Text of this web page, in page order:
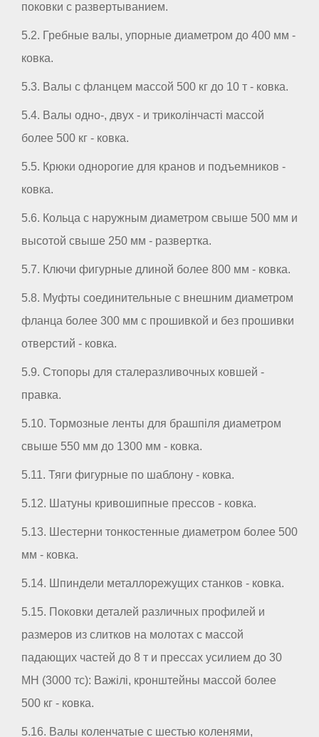
поковки с развертыванием.
5.2. Гребные валы, упорные диаметром до 400 мм -
ковка.
5.3. Валы с фланцем массой 500 кг до 10 т - ковка.
5.4. Валы одно-, двух - и триколінчасті массой
более 500 кг - ковка.
5.5. Крюки однорогие для кранов и подъемников -
ковка.
5.6. Кольца с наружным диаметром свыше 500 мм и
высотой свыше 250 мм - развертка.
5.7. Ключи фигурные длиной более 800 мм - ковка.
5.8. Муфты соединительные с внешним диаметром
фланца более 300 мм с прошивкой и без прошивки
отверстий - ковка.
5.9. Стопоры для сталеразливочных ковшей -
правка.
5.10. Тормозные ленты для брашпіля диаметром
свыше 550 мм до 1300 мм - ковка.
5.11. Тяги фигурные по шаблону - ковка.
5.12. Шатуны кривошипные прессов - ковка.
5.13. Шестерни тонкостенные диаметром более 500
мм - ковка.
5.14. Шпиндели металлорежущих станков - ковка.
5.15. Поковки деталей различных профилей и
размеров из слитков на молотах с массой
падающих частей до 8 т и прессах усилием до 30
МН (3000 тс): Важілі, кронштейны массой более
500 кг - ковка.
5.16. Валы коленчатые с шестью коленями,